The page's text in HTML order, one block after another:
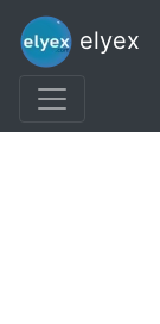
elyex